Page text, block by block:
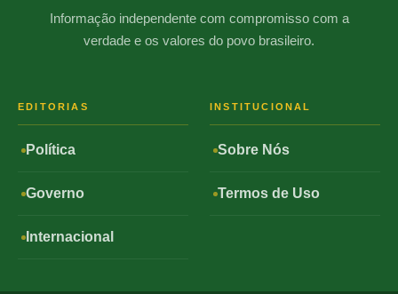
Informação independente com compromisso com a
verdade e os valores do povo brasileiro.
EDITORIAS
Política
Governo
Internacional
INSTITUCIONAL
Sobre Nós
Termos de Uso